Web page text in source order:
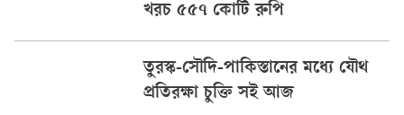
খরচ ৫৫৭ কোটি রুপি
তুরস্ক-সৌদি-পাকিস্তানের মধ্যে যৌথ
প্রতিরক্ষা চুক্তি সই আজ